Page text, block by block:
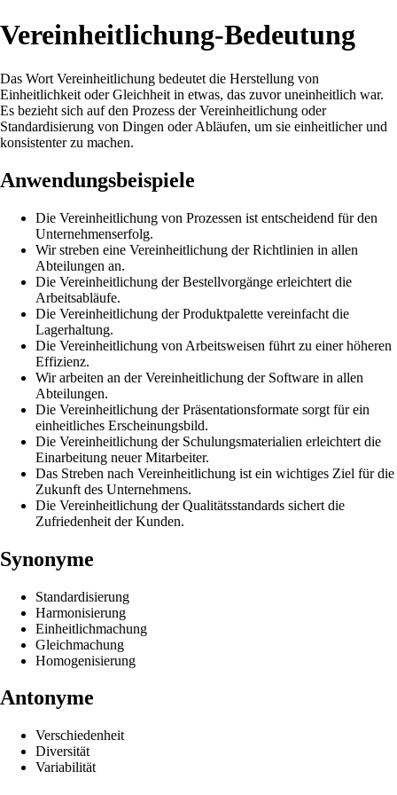
Vereinheitlichung-Bedeutung
Das Wort Vereinheitlichung bedeutet die Herstellung von
Einheitlichkeit oder Gleichheit in etwas, das zuvor uneinheitlich war.
Es bezieht sich auf den Prozess der Vereinheitlichung oder
Standardisierung von Dingen oder Abläufen, um sie einheitlicher und
konsistenter zu machen.
Anwendungsbeispiele
Die Vereinheitlichung von Prozessen ist entscheidend für den
Unternehmenserfolg.
Wir streben eine Vereinheitlichung der Richtlinien in allen
Abteilungen an.
Die Vereinheitlichung der Bestellvorgänge erleichtert die
Arbeitsabläufe.
Die Vereinheitlichung der Produktpalette vereinfacht die
Lagerhaltung.
Die Vereinheitlichung von Arbeitsweisen führt zu einer höheren
Effizienz.
Wir arbeiten an der Vereinheitlichung der Software in allen
Abteilungen.
Die Vereinheitlichung der Präsentationsformate sorgt für ein
einheitliches Erscheinungsbild.
Die Vereinheitlichung der Schulungsmaterialien erleichtert die
Einarbeitung neuer Mitarbeiter.
Das Streben nach Vereinheitlichung ist ein wichtiges Ziel für die
Zukunft des Unternehmens.
Die Vereinheitlichung der Qualitätsstandards sichert die
Zufriedenheit der Kunden.
Synonyme
Standardisierung
Harmonisierung
Einheitlichmachung
Gleichmachung
Homogenisierung
Antonyme
Verschiedenheit
Diversität
Variabilität